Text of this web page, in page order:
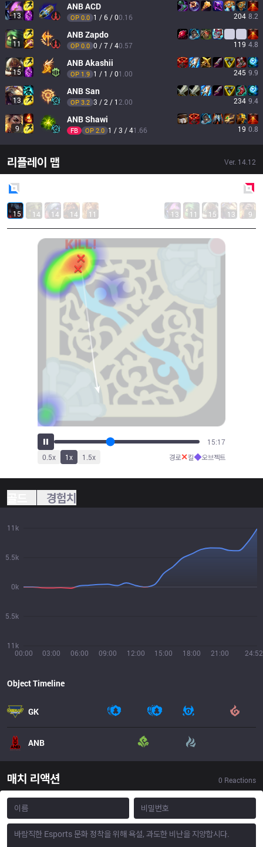
13
ANBACD
OP 0.0 1 / 6 / 00.16 204 8.2
11
ANBZapdo
OP 0.0 0 / 7 / 40.57 119 4.8
15
ANBAkashii
OP 1.9 1 / 1 / 01.00 245 9.9
13
ANBSan
OP 3.2 3 / 2 / 1 2.00 234 9.4
9
ANBShawi
FB OP 2.0 1 / 3 / 41.66 19 0.8
리플레이 맵 Ver. 14.12
15 14 14 14 11 13 11 15 13 9
16:56
0.5x 1x 1.5x 경로✕킬◆오브젝트
경험치
00:00 03:00 06:00 09:00 12:00 15:00 18:00 21:00 24:52
11k
5.5k
0k
5.5k
11k
Object Timeline
GK
ANB
매치 리액션 0 Reactions